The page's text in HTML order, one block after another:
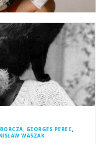
, GEORGES PEREC,
WASZAK